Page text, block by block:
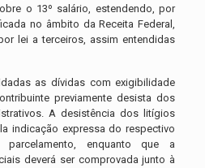
o 13º salário, estendendo, por
no âmbito da Receita Federal,
lei a terceiros, assim entendidas
as dívidas com exigibilidade
previamente desista dos
A desistência dos litígios
indicação expressa do respectivo
enquanto que a
deverá ser comprovada junto à